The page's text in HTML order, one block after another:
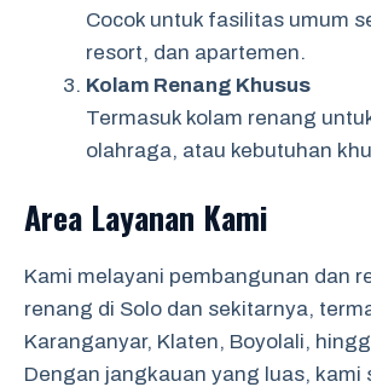
Cocok untuk fasilitas umum
resort, dan apartemen.
Kolam Renang Khusus
Termasuk kolam renang
olahraga, atau kebutuhan
Area Layanan Kami
Kami melayani pembangunan dan
renang di Solo dan sekitarnya,
Karanganyar, Klaten, Boyolali,
Dengan jangkauan yang luas, kami